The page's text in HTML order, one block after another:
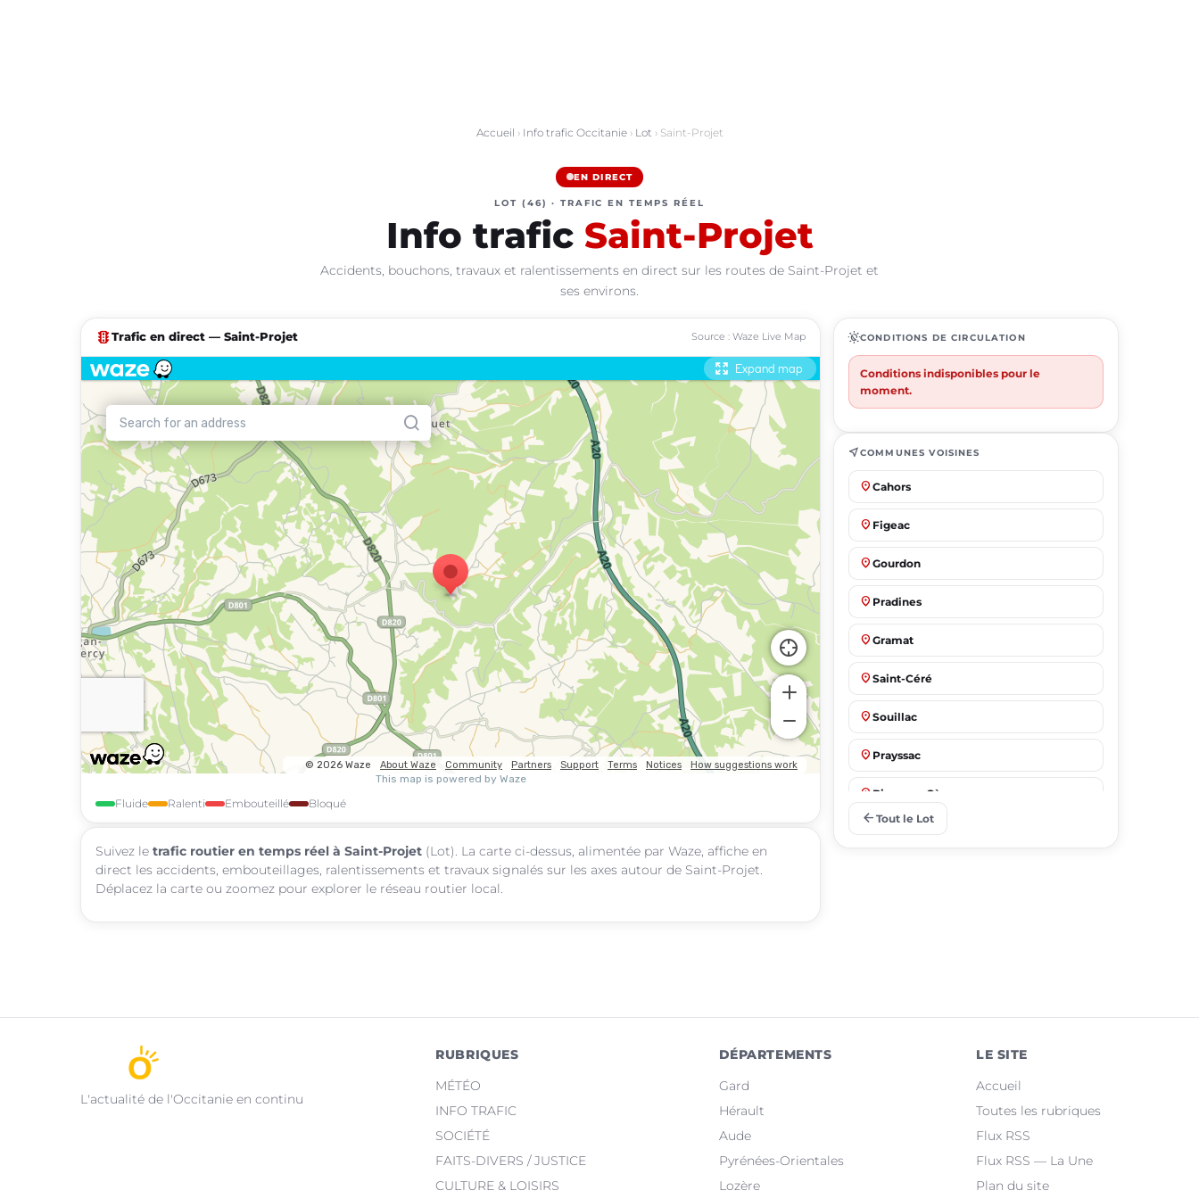
Accueil › Info trafic Occitanie› Lot › Saint-Projet
EN DIRECT
LOT (46) · TRAFIC EN TEMPS RÉEL
Info trafic Saint-Projet
Accidents, bouchons, travaux et ralentissements en direct sur les routes de Saint-Projet et
ses environs.
traffic Trafic en direct — Saint-Projet Source : Waze Live Map
Fluide Ralenti Embouteillé Bloqué
Suivez le trafic routier en temps réel à Saint-Projet (Lot). La carte ci-dessus, alimentée par Waze, affiche en
direct les accidents, embouteillages, ralentissements et travaux signalés sur les axes autour de Saint-Projet.
Déplacez la carte ou zoomez pour explorer le réseau routier local.
routineCONDITIONS DE CIRCULATION
Conditions indisponibles pour le
moment.
near_meCOMMUNES VOISINES
place Cahors
place Figeac
place Gourdon
place Pradines
place Gramat
place Saint-Céré
place Souillac
place Prayssac
place Biars-sur-Cère
Le Vigan-en-Quercy
arrow_back Tout le Lot
L'actualité de l'Occitanie en continu
RUBRIQUES
MÉTÉO
INFO TRAFIC
SOCIÉTÉ
FAITS-DIVERS / JUSTICE
CULTURE & LOISIRS
DÉPARTEMENTS
Gard
Hérault
Aude
Pyrénées-Orientales
Lozère
LE SITE
Accueil
Toutes les rubriques
Flux RSS
Flux RSS — La Une
Plan du site